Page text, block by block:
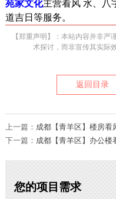
苑家文化主营看风 水、八
道吉日等服务。
【郑重声明】：本站内容并非
术探讨，而非宣传其实际
返回目录
上一篇： 成都【青羊区】楼房看
下一篇： 成都【青羊区】办公楼
您的项目需求